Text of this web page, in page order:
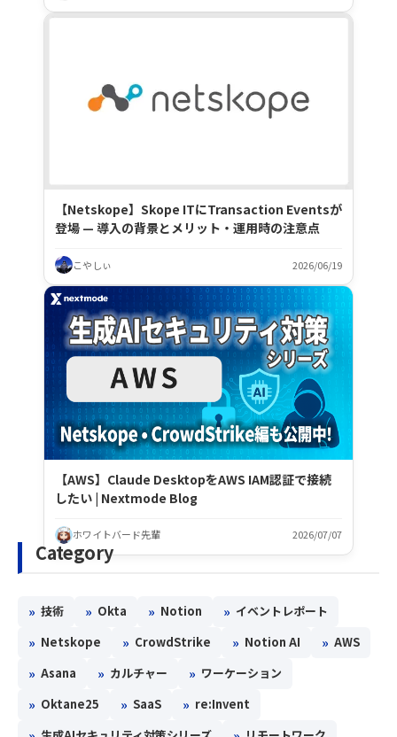
【Netskope】Skope ITにTransaction Eventsが
登場 — 導入の背景とメリット・運用時の注意点
こやしぃ 2026/06/19
【AWS】Claude DesktopをAWS IAM認証で接続
したい | Nextmode Blog
ホワイトバード先輩 2026/07/07
Category
» 技術 » Okta » Notion » イベントレポート
» Netskope » CrowdStrike » Notion AI » AWS
» Asana » カルチャー » ワーケーション
» Oktane25 » SaaS » re:Invent